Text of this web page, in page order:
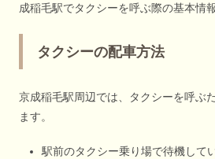
成稲毛駅でタクシーを呼ぶ際の基本情
タクシーの配車方法
京成稲毛駅周辺では、タクシーを呼ぶ
ます。
駅前のタクシー乗り場で待機して